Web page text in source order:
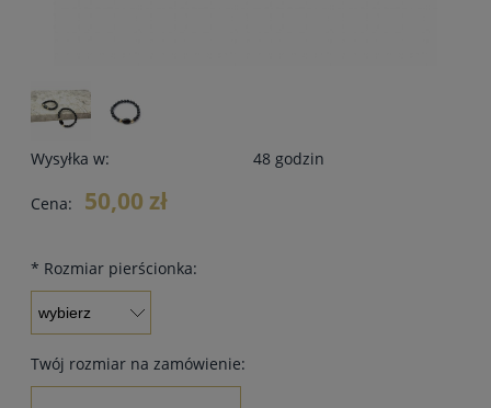
Wysyłka w: 48 godzin
Cena: 50,00 zł
* Rozmiar pierścionka:
Twój rozmiar na zamówienie: